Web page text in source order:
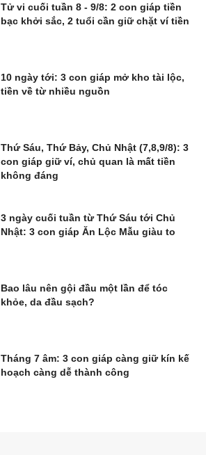
Tử vi cuối tuần 8 - 9/8: 2 con giáp tiền
bạc khởi sắc, 2 tuổi cần giữ chặt ví tiền
10 ngày tới: 3 con giáp mở kho tài lộc,
tiền về từ nhiều nguồn
Thứ Sáu, Thứ Bảy, Chủ Nhật (7,8,9/8): 3
con giáp giữ ví, chủ quan là mất tiền
không đáng
3 ngày cuối tuần từ Thứ Sáu tới Chủ
Nhật: 3 con giáp Ăn Lộc Mẫu giàu to
Bao lâu nên gội đầu một lần để tóc
khỏe, da đầu sạch?
Tháng 7 âm: 3 con giáp càng giữ kín kế
hoạch càng dễ thành công